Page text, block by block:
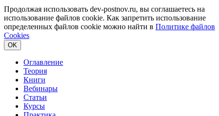
Продолжая использовать dev-postnov.ru, вы соглашаетесь на
использование файлов cookie. Как запретить использование
определенных файлов cookie можно найти в Политике файлов
Cookies
OK
Оглавление
Теория
Книги
Вебинары
Статьи
Курсы